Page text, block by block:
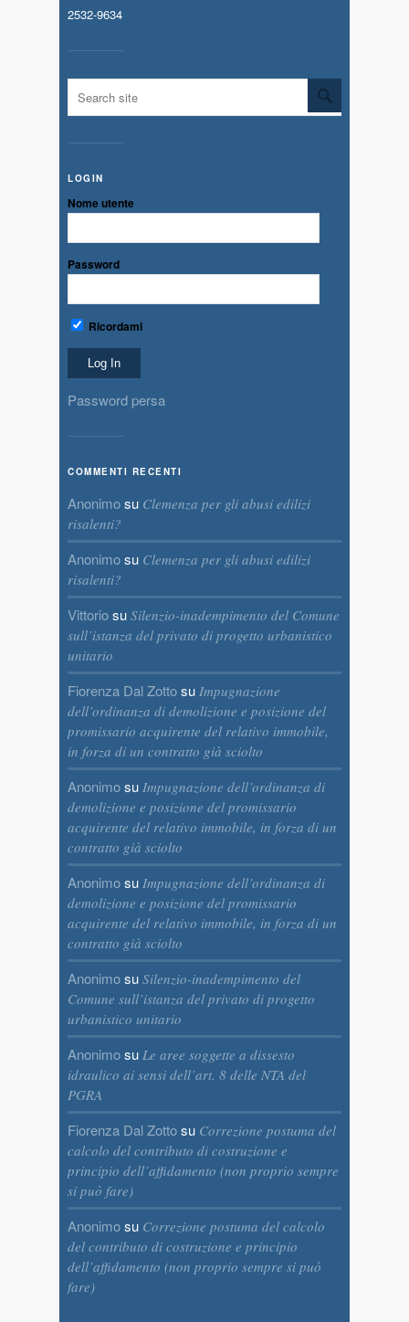
2532-9634
LOGIN
Nome utente
Password
Ricordami
Password persa
COMMENTI RECENTI
Anonimosu Clemenza per gli abusi edilizi
risalenti?
Anonimosu Clemenza per gli abusi edilizi
risalenti?
Vittoriosu Silenzio-inadempimento del Comune
sull’istanza del privato di progetto urbanistico
unitario
Fiorenza Dal Zottosu Impugnazione
dell’ordinanza di demolizione e posizione del
promissario acquirente del relativo immobile,
in forza di un contratto già sciolto
Anonimosu Impugnazione dell’ordinanza di
demolizione e posizione del promissario
acquirente del relativo immobile, in forza di un
contratto già sciolto
Anonimosu Impugnazione dell’ordinanza di
demolizione e posizione del promissario
acquirente del relativo immobile, in forza di un
contratto già sciolto
Anonimosu Silenzio-inadempimento del
Comune sull’istanza del privato di progetto
urbanistico unitario
Anonimosu Le aree soggette a dissesto
idraulico ai sensi dell’art. 8 delle NTA del
PGRA
Fiorenza Dal Zottosu Correzione postuma del
calcolo del contributo di costruzione e
principio dell’affidamento (non proprio sempre
si può fare)
Anonimosu Correzione postuma del calcolo
del contributo di costruzione e principio
dell’affidamento (non proprio sempre si può
fare)